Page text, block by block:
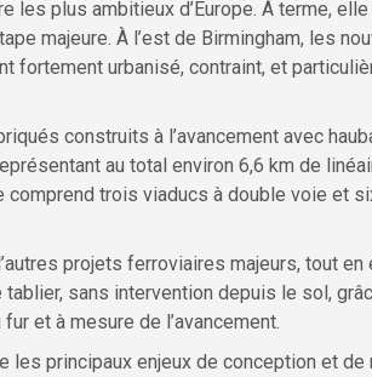
les plus ambitieux d’Europe. À terme,
majeure. À l’est de Birmingham, les
fortement urbanisé, contraint, et
construits à l’avancement avec
au total environ 6,6 km de
trois viaducs à double voie et
projets ferroviaires majeurs, tout
sans intervention depuis le sol,
et à mesure de l’avancement.
principaux enjeux de conception et